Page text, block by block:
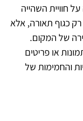
חוויית השהייה
כגוף תאורה, אלא
של המקום.
או פריטים
והחמימות של